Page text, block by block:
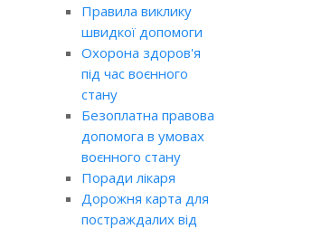
Правила виклику
швидкої допомоги
Охорона здоров'я
під час воєнного
стану
Безоплатна правова
допомога в умовах
воєнного стану
Поради лікаря
Дорожня карта для
постраждалих від